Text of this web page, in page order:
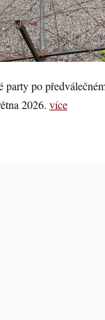
party po
2026.více